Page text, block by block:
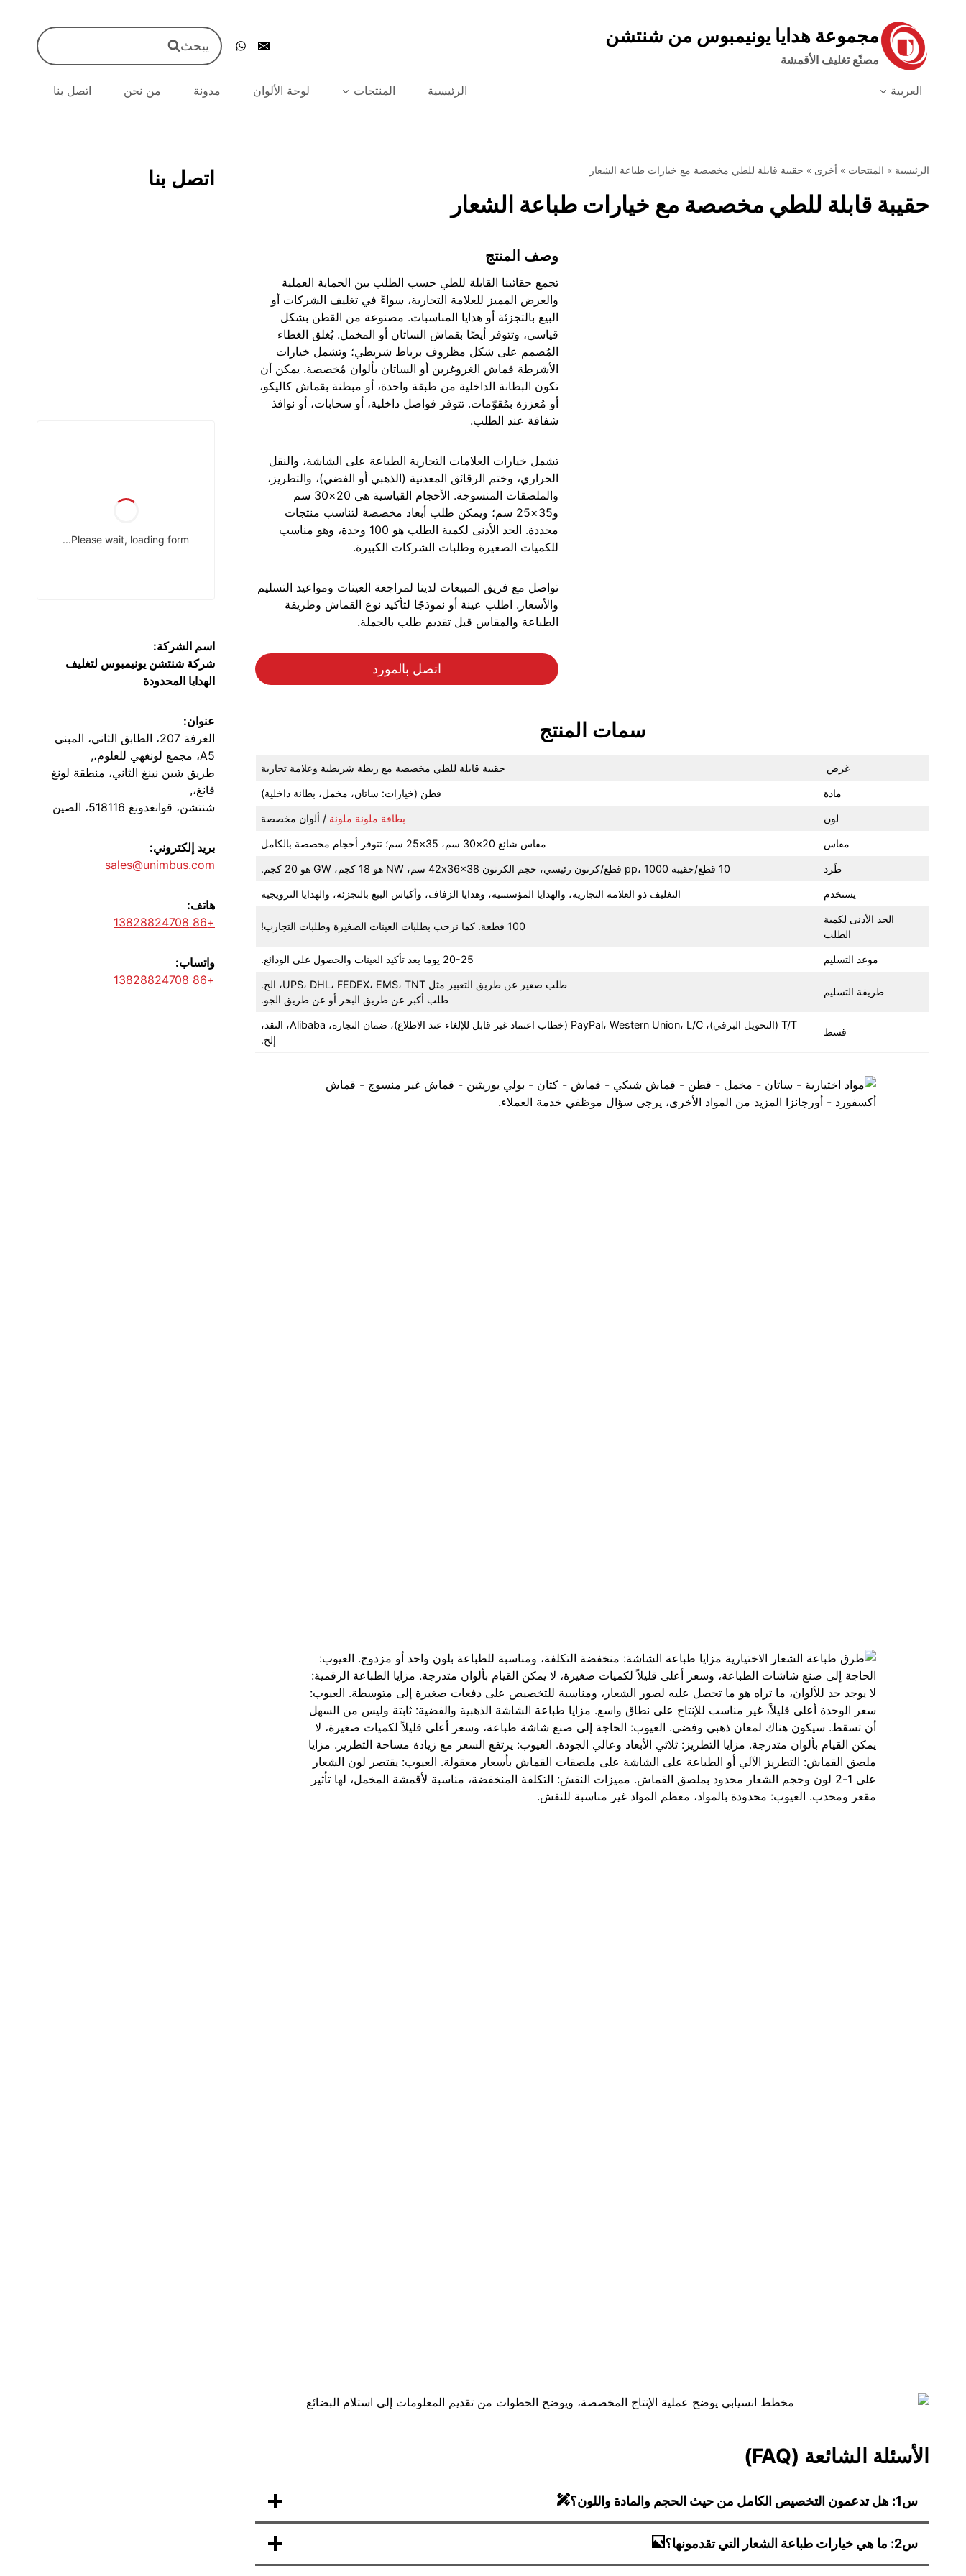
مجموعة هدايا يونيمبوس من شنتشن
مصنّع تغليف الأقمشة
يبحث
العربية الرئيسية المنتجات لوحة الألوان مدونة من نحن اتصل بنا
الرئيسية » المنتجات » أخرى » حقيبة قابلة للطي مخصصة مع خيارات طباعة الشعار
حقيبة قابلة للطي مخصصة مع خيارات طباعة الشعار
وصف المنتج
تجمع حقائبنا القابلة للطي حسب الطلب بين الحماية العملية
والعرض المميز للعلامة التجارية، سواءً في تغليف الشركات أو
البيع بالتجزئة أو هدايا المناسبات. مصنوعة من القطن بشكل
قياسي، وتتوفر أيضًا بقماش الساتان أو المخمل. يُغلق الغطاء
المُصمم على شكل مظروف برباط شريطي؛ وتشمل خيارات
الأشرطة قماش الغروغرين أو الساتان بألوان مُخصصة. يمكن أن
تكون البطانة الداخلية من طبقة واحدة، أو مبطنة بقماش كاليكو،
أو مُعززة بمُقوّمات. تتوفر فواصل داخلية، أو سحابات، أو نوافذ
شفافة عند الطلب.
تشمل خيارات العلامات التجارية الطباعة على الشاشة، والنقل
الحراري، وختم الرقائق المعدنية (الذهبي أو الفضي)، والتطريز،
والملصقات المنسوجة. الأحجام القياسية هي 20×30 سم
و35×25 سم؛ ويمكن طلب أبعاد مخصصة لتناسب منتجات
محددة. الحد الأدنى لكمية الطلب هو 100 وحدة، وهو مناسب
للكميات الصغيرة وطلبات الشركات الكبيرة.
تواصل مع فريق المبيعات لدينا لمراجعة العينات ومواعيد التسليم
والأسعار. اطلب عينة أو نموذجًا لتأكيد نوع القماش وطريقة
الطباعة والمقاس قبل تقديم طلب بالجملة.
اتصل بالمورد
سمات المنتج
غرض حقيبة قابلة للطي مخصصة مع ربطة شريطية وعلامة تجارية
مادة قطن (خيارات: ساتان، مخمل، بطانة داخلية)
لون بطاقة ملونة ملونة / ألوان مخصصة
مقاس مقاس شائع 20×30 سم، 35×25 سم؛ تتوفر أحجام مخصصة بالكامل
طَرد 10 قطع/حقيبة pp، 1000 قطع/كرتون رئيسي، حجم الكرتون 42x36x38 سم، NW هو 18 كجم، GW هو 20 كجم.
يستخدم التغليف ذو العلامة التجارية، والهدايا المؤسسية، وهدايا الزفاف، وأكياس البيع بالتجزئة، والهدايا الترويجية
الحد الأدنى لكمية
الطلب
100 قطعة. كما نرحب بطلبات العينات الصغيرة وطلبات التجارب!
موعد التسليم 20-25 يوما بعد تأكيد العينات والحصول على الودائع.
طريقة التسليم
طلب صغير عن طريق التعبير مثل UPS، DHL، FEDEX، EMS، TNT، الخ.
طلب أكبر عن طريق البحر أو عن طريق الجو.
قسط
T/T (التحويل البرقي)، PayPal، Western Union، L/C (خطاب اعتماد غير قابل للإلغاء عند الاطلاع)، ضمان التجارة، Alibaba، النقد،
إلخ.
الأسئلة الشائعة (FAQ)
س1: هل تدعمون التخصيص الكامل من حيث الحجم والمادة واللون؟
س2: ما هي خيارات طباعة الشعار التي تقدمونها؟
اتصل بنا
اسم الشركة:
شركة شنتشن يونيمبوس لتغليف
الهدايا المحدودة
عنوان:
الغرفة 207، الطابق الثاني، المبنى
A5، مجمع لونغهي للعلوم،,
طريق شين نينغ الثاني، منطقة لونغ
قانغ،,
شنتشن، قوانغدونغ 518116، الصين
بريد إلكتروني:
sales@unimbus.com
هاتف:
+86 13828824708
واتساب:
+86 13828824708